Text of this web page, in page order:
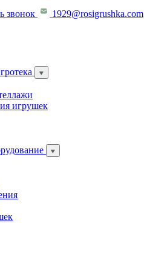
звонок 1929@rosigrushka.com
игрушек